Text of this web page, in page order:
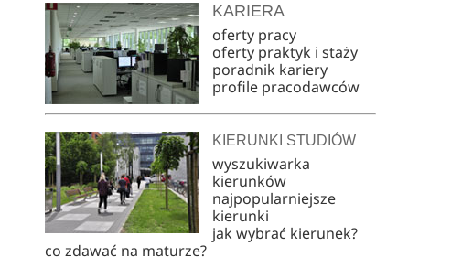
KARIERA
oferty pracy
oferty praktyk i staży
poradnik kariery
profile pracodawców
KIERUNKI STUDIÓW
wyszukiwarka
kierunków
najpopularniejsze
kierunki
jak wybrać kierunek?
co zdawać na maturze?